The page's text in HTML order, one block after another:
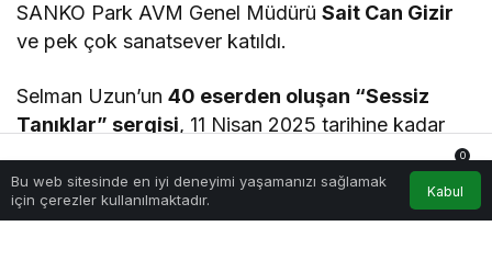
SANKO Park AVM Genel MüdürüSait Can Gizir
ve pek çok sanatsever katıldı.
Selman Uzun’un40 eserden oluşan “Sessiz
Tanıklar” sergisi, 11 Nisan 2025 tarihine kadar
SANKO Park AVM’nin üçüncü katındaki SANKO
Sanat Galerisi’ndesanatseverlerin ziyaretine açık
olacak. Sergi, her gün
Bu web sitesinde en iyi deneyimi yaşamanızı sağlamak
için çerezler kullanılmaktadır.
Kabul
Anasayfa Akış Hesabım Bildirimler
0